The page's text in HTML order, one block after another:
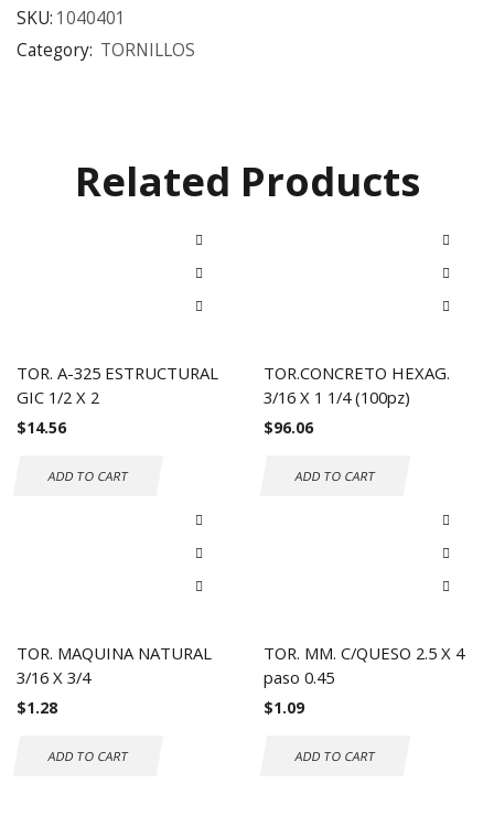
SKU: 1040401
Category: TORNILLOS
Related Products
TOR. A-325 ESTRUCTURAL
GIC 1/2 X 2
$14.56
ADD TO CART
TOR.CONCRETO HEXAG.
3/16 X 1 1/4 (100pz)
$96.06
ADD TO CART
TOR. MAQUINA NATURAL
3/16 X 3/4
$1.28
ADD TO CART
TOR. MM. C/QUESO 2.5 X 4
paso 0.45
$1.09
ADD TO CART